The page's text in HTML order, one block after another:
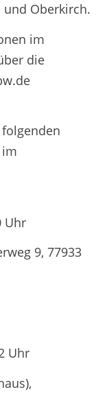
Oberkirch.
im
die
Uhr
9, 77933
Uhr